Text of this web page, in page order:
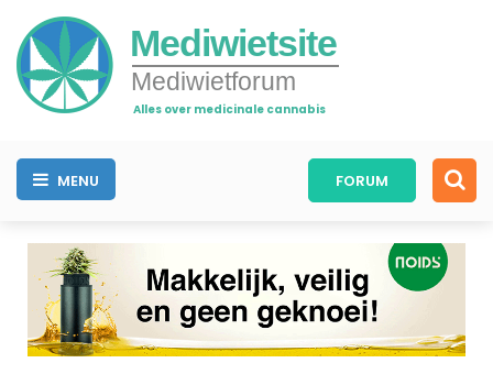
Mediwietsite
Mediwietforum
Alles over medicinale cannabis
MENU FORUM